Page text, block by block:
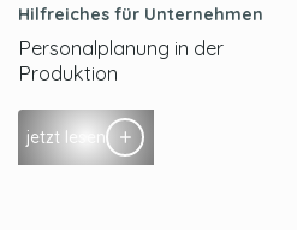
Hilfreiches für Unternehmen
Personalplanung in der
Produktion
jetzt lesen